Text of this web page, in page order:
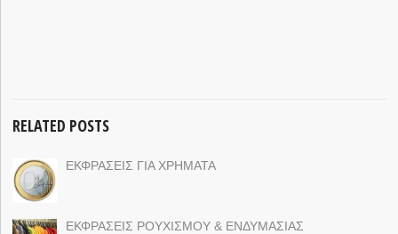
RELATED POSTS
ΕΚΦΡΑΣΕΙΣ ΓΙΑ ΧΡΗΜΑΤΑ
ΕΚΦΡΑΣΕΙΣ ΡΟΥΧΙΣΜΟΥ & ΕΝΔΥΜΑΣΙΑΣ